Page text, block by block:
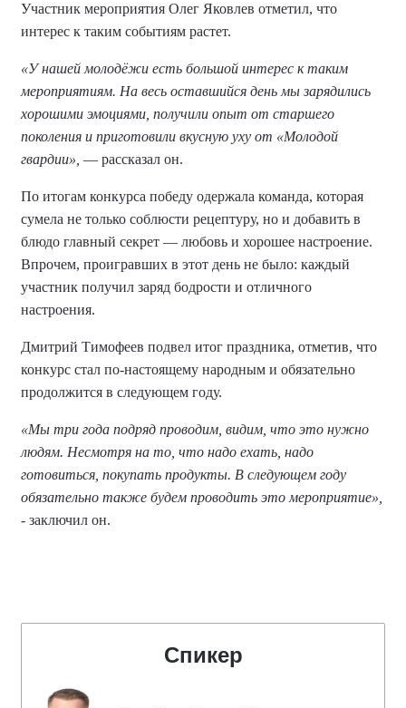
Участник мероприятия Олег Яковлев отметил, что
интерес к таким событиям растет.
«У нашей молодёжи есть большой интерес к таким
мероприятиям. На весь оставшийся день мы зарядились
хорошими эмоциями, получили опыт от старшего
поколения и приготовили вкусную уху от «Молодой
гвардии», — рассказал он.
По итогам конкурса победу одержала команда, которая
сумела не только соблюсти рецептуру, но и добавить в
блюдо главный секрет — любовь и хорошее настроение.
Впрочем, проигравших в этот день не было: каждый
участник получил заряд бодрости и отличного
настроения.
Дмитрий Тимофеев подвел итог праздника, отметив, что
конкурс стал по-настоящему народным и обязательно
продолжится в следующем году.
«Мы три года подряд проводим, видим, что это нужно
людям. Несмотря на то, что надо ехать, надо
готовиться, покупать продукты. В следующем году
обязательно также будем проводить это мероприятие»,
- заключил он.
Спикер